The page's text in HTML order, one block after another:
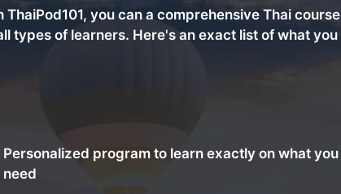
ThaiPod101, you can a comprehensive Thai course
types of learners. Here's an exact list of what you
Personalized program to learn exactly on what you
need